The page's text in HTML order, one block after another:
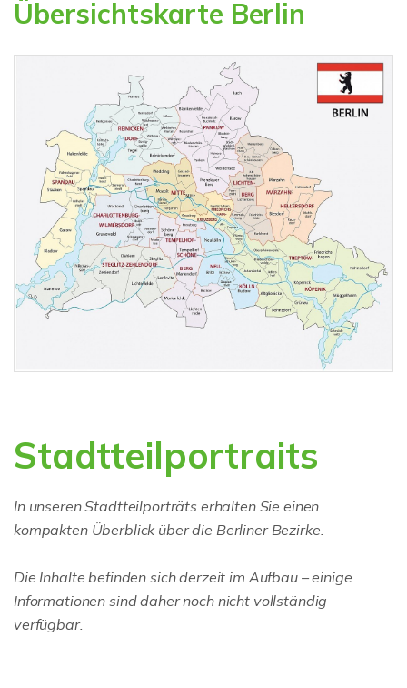
Übersichtskarte Berlin
Stadtteilportraits
In unseren Stadtteilporträts erhalten Sie einen
kompakten Überblick über die Berliner Bezirke.
Die Inhalte befinden sich derzeit im Aufbau – einige
Informationen sind daher noch nicht vollständig
verfügbar.